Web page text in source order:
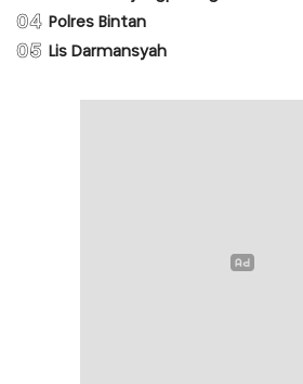
04 Polres Bintan
05 Lis Darmansyah